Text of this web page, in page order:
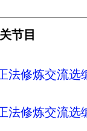
节目
正法修炼交流
正法修炼交流